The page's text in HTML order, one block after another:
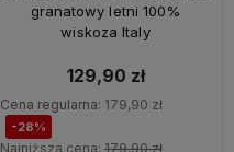
granatowy letni 100%
wiskoza Italy
129,90 zł
Cena regularna: 179,90 zł
-28%
Najniższa cena: 179,90 zł